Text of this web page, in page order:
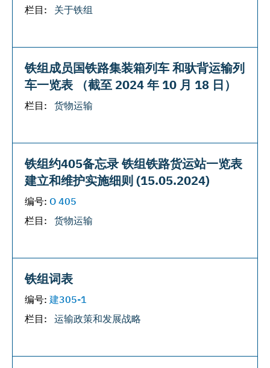
栏目: 关于铁组
铁组成员国铁路集装箱列车 和驮背运输列
车一览表 （截至 2024 年 10 月 18 日）
栏目: 货物运输
铁组约405备忘录 铁组铁路货运站一览表
建立和维护实施细则 (15.05.2024)
编号: О 405
栏目: 货物运输
铁组词表
编号: 建305-1
栏目: 运输政策和发展战略